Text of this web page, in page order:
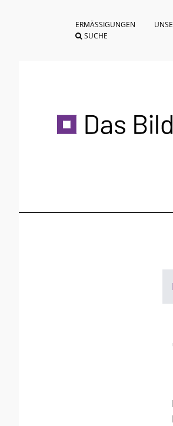
ERMÄSSIGUNGEN
SUCHE